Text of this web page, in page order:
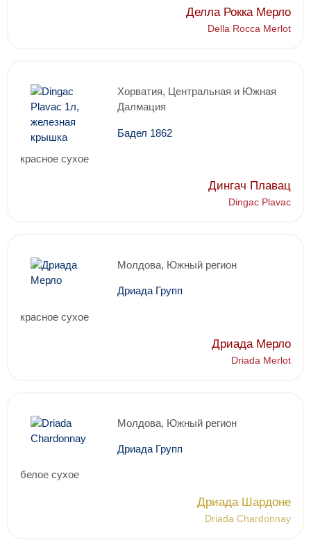
Делла Рокка Мерло
Della Rocca Merlot
Хорватия, Центральная и Южная
Далмация
Бадел 1862
красное сухое
Дингач Плавац
Dingac Plavac
Молдова, Южный регион
Дриада Групп
красное сухое
Дриада Мерло
Driada Merlot
Молдова, Южный регион
Дриада Групп
белое сухое
Дриада Шардоне
Driada Chardonnay